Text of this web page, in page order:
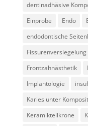
dentinadhäsive
Einprobe
Endo
endodontische
Fissurenversiegelung
Frontzahnästhetik
Implantologie
Karies unter Komposit
Keramikteilkrone